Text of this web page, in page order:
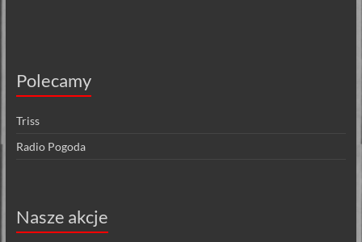
Polecamy
Triss
Radio Pogoda
Nasze akcje